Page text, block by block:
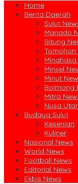
Home
Berita Daerah
Sulut
Manado
Bitung
Tomohon
Minahasa
Minsel
Minut
Bolmong
Mitra
Nusa
Budaya Sulut
Kesenian
Kuliner
Nasional News
World News
Football News
Editorial News
Ekbis News